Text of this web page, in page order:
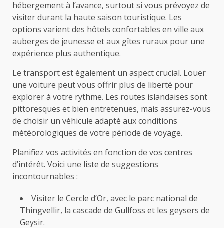
hébergement à l’avance, surtout si vous prévoyez de
visiter durant la haute saison touristique. Les
options varient des hôtels confortables en ville aux
auberges de jeunesse et aux gîtes ruraux pour une
expérience plus authentique.
Le transport est également un aspect crucial. Louer
une voiture peut vous offrir plus de liberté pour
explorer à votre rythme. Les routes islandaises sont
pittoresques et bien entretenues, mais assurez-vous
de choisir un véhicule adapté aux conditions
météorologiques de votre période de voyage.
Planifiez vos activités en fonction de vos centres
d’intérêt. Voici une liste de suggestions
incontournables :
Visiter le Cercle d’Or, avec le parc national de
Thingvellir, la cascade de Gullfoss et les geysers de
Geysir.